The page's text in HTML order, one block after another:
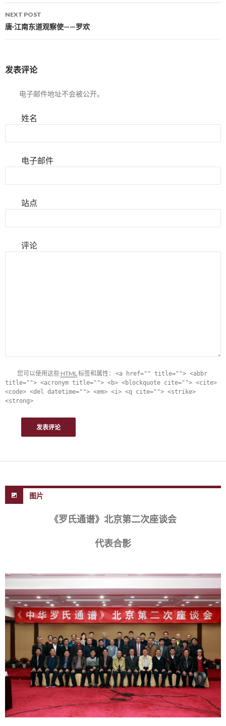
NEXT POST
唐·江南东道观察使——罗欢
发表评论
电子邮件地址不会被公开。
姓名
电子邮件
站点
评论
您可以使用这些 HTML标签和属性： <a href="" title=""> <abbr
title=""> <acronym title=""> <b> <blockquote cite=""> <cite>
<code> <del datetime=""> <em> <i> <q cite=""> <strike>
<strong>
图片
《罗氏通谱》北京第二次座谈会
代表合影